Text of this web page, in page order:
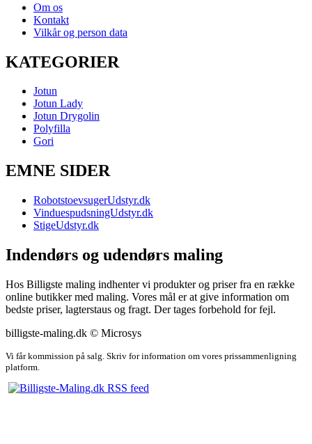
Om os
Kontakt
Vilkår og person data
KATEGORIER
Jotun
Jotun Lady
Jotun Drygolin
Polyfilla
Gori
EMNE SIDER
RobotstoevsugerUdstyr.dk
VinduespudsningUdstyr.dk
StigeUdstyr.dk
Indendørs og udendørs maling
Hos Billigste maling indhenter vi produkter og priser fra en række
online butikker med maling. Vores mål er at give information om
bedste priser, lagterstaus og fragt. Der tages forbehold for fejl.
billigste-maling.dk © Microsys
Vi får kommission på salg. Skriv for information om vores prissammenligning
platform.